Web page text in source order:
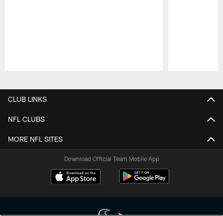
CLUB LINKS
NFL CLUBS
MORE NFL SITES
Download Official Team Mobile App